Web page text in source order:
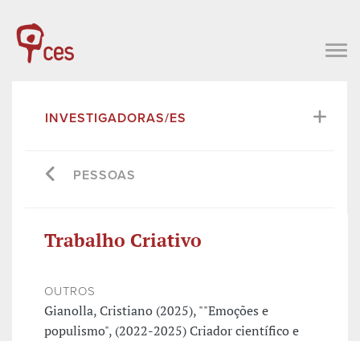
INVESTIGADORAS/ES
PESSOAS
Trabalho Criativo
OUTROS
Gianolla, Cristiano (2025), ""Emoções e
populismo", (2022-2025) Criador científico e